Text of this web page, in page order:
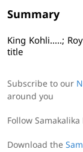
Summary
King Kohli.....;
title
Subscribe to our
around you
Follow
Download the